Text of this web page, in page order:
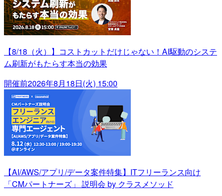
【8/18（火）】コストカットだけじゃない！AI駆動のシステ
ム刷新がもたらす本当の効果
開催前2026年8月18日(火) 15:00
【AI/AWS/アプリ/データ案件特集】ITフリーランス向け
「CMパートナーズ」 説明会 by クラスメソッド